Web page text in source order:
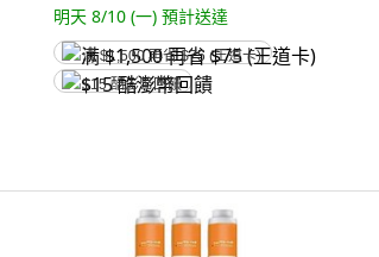
明天 8/10 (一) 預計送達
满 $1,500 再省 $75 (王道卡)
$15 酷澎幣回饋